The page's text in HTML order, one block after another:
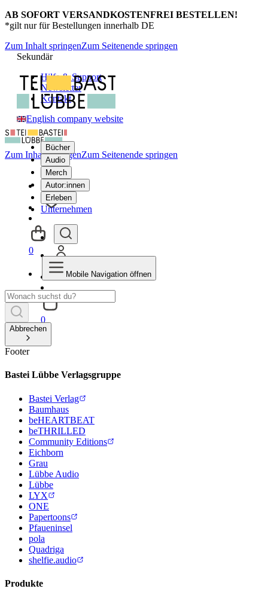
AB SOFORT VERSANDKOSTENFREI BESTELLEN!
*gilt nur für Bestellungen innerhalb DE
Zum Inhalt springenZum Seitenende springen
Sekundär
Hilfe & Support
Newsletter
Kontakt
English company website
Bücher
Audio
Merch
Autor:innen
Erleben
Unternehmen
0
Zum Inhalt springenZum Seitenende springen
0
Mobile Navigation öffnen
Abbrechen
Footer
Bastei Lübbe Verlagsgruppe
Bastei Verlag
Baumhaus
beHEARTBEAT
beTHRILLED
Community Editions
Eichborn
Grau
Lübbe Audio
Lübbe
LYX
ONE
Papertoons
Pfaueninsel
pola
Quadriga
shelfie.audio
Produkte